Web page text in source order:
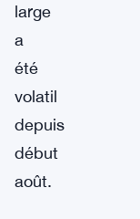
large
a
été
volatil
depuis
début
août.